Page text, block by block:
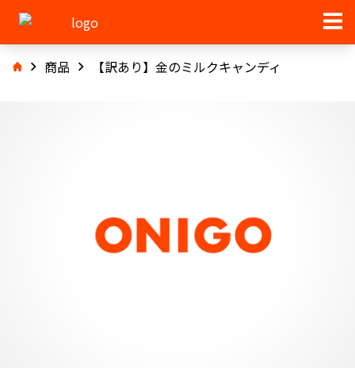
商品 【訳あり】金のミルクキャンディ